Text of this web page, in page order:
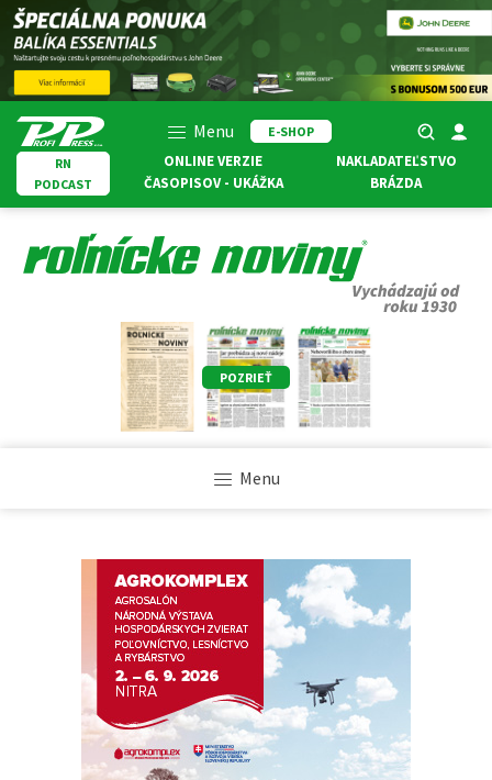
Menu
E-SHOP
RN
PODCAST
ONLINE VERZIE
ČASOPISOV - UKÁŽKA
NAKLADATEĽSTVO
BRÁZDA
POZRIEŤ
Menu